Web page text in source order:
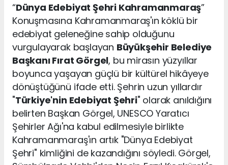
“Dünya Edebiyat Şehri Kahramanmaraş”
Konuşmasına Kahramanmaraş'ın köklü bir
edebiyat geleneğine sahip olduğunu
vurgulayarak başlayan Büyükşehir Belediye
Başkanı Fırat Görgel, bu mirasın yüzyıllar
boyunca yaşayan güçlü bir kültürel hikâyeye
dönüştüğünü ifade etti. Şehrin uzun yıllardır
"Türkiye'nin Edebiyat Şehri" olarak anıldığını
belirten Başkan Görgel, UNESCO Yaratıcı
Şehirler Ağı'na kabul edilmesiyle birlikte
Kahramanmaraş'ın artık "Dünya Edebiyat
Şehri" kimliğini de kazandığını söyledi. Görgel,